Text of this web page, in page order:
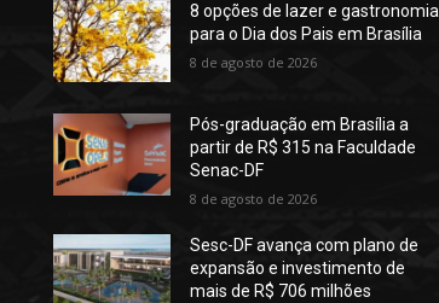
8 opções de lazer e gastronomia
para o Dia dos Pais em Brasília
8 de agosto de 2026
Pós-graduação em Brasília a
partir de R$ 315 na Faculdade
Senac-DF
8 de agosto de 2026
Sesc-DF avança com plano de
expansão e investimento de
mais de R$ 706 milhões